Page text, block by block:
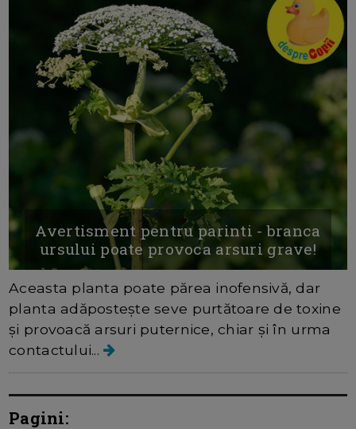
Avertisment pentru parinti - branca
ursului poate provoca arsuri grave!
Aceasta planta poate părea inofensivă, dar
planta adăpostește seve purtătoare de toxine
și provoacă arsuri puternice, chiar și în urma
contactului...
Pagini: